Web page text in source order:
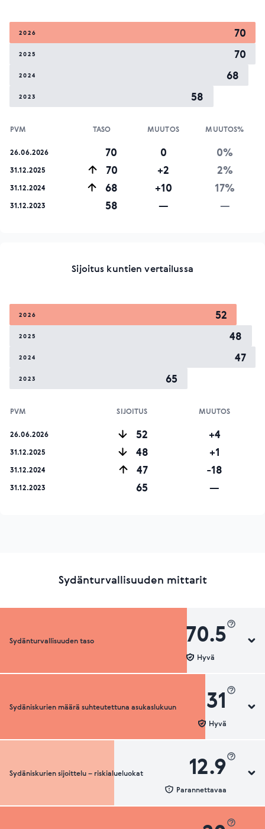
2026 70
2025 70
2024 68
2023 58
PVM TASO MUUTOS MUUTOS%
26.06.2026 70 0 0%
31.12.2025 70 +2 2%
31.12.2024 68 +10 17%
31.12.2023 58 — —
Sijoitus kuntien vertailussa
2026 52
2025 48
2024 47
2023 65
PVM SIJOITUS MUUTOS
26.06.2026 52 +4
31.12.2025 48 +1
31.12.2024 47 -18
31.12.2023 65 —
Sydänturvallisuuden mittarit
Sydänturvallisuuden taso 70.5
Hyvä
Sydänturvallisuuden luokka
Sydäniskurien määrä suhteutettuna asukaslukuun 31
Hyvä
Sydäniskurien määrä suhteutettuna asukaslukuun
Sydäniskurien sijoittelu – riskialueluokat 12.9
Parannettavaa